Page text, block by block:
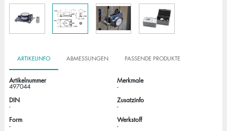
ARTIKELINFO ABMESSUNGEN PASSENDE PRODUKTE
Artikelnummer
497044
Merkmale
-
DIN
-
Zusatzinfo
-
Form
-
Werkstoff
-